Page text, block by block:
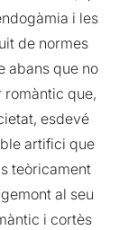
i les
de normes
abans que no
romàntic que,
esdevé
artifici que
teòricament
al seu
i cortès